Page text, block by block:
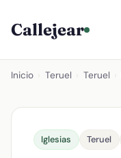
Callejear
Inicio Teruel Teruel
Iglesias Teruel